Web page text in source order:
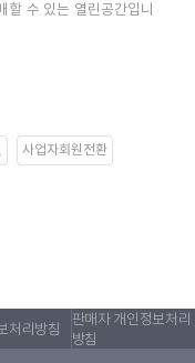
할 수 있는 열린공간입니
사업자회원전환
처리방침
판매자 개인정보처리
방침